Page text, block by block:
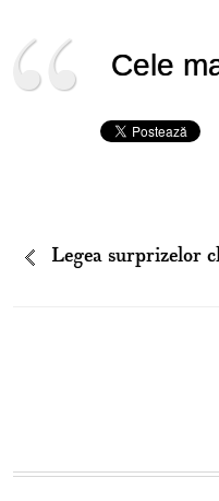
Cele
Legea surprizelor